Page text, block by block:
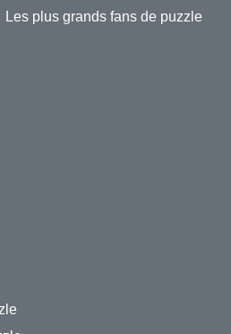
Les plus grands fans de puzzle